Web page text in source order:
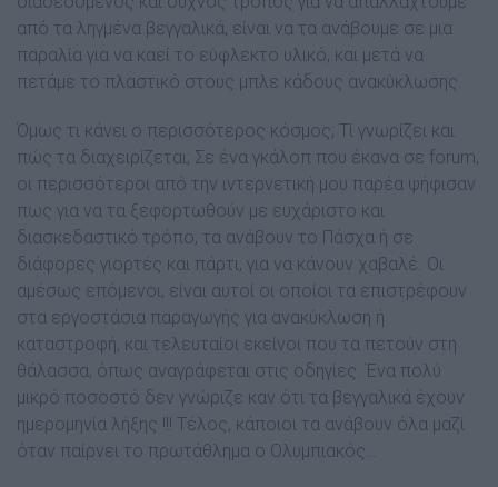
από τα ληγµένα βεγγαλικά, είναι να τα ανάβουµε σε µια
παραλία για να καεί το εύφλεκτο υλικό, και µετά να
πετάµε το πλαστικό στους µπλε κάδους ανακύκλωσης.
Όµως τι κάνει ο περισσότερος κόσµος; Τί γνωρίζει και
πώς τα διαχειρίζεται; Σε ένα γκάλοπ που έκανα σε forum,
οι περισσότεροι από την ιντερνετική µου παρέα ψήφισαν
πως για να τα ξεφορτωθούν µε ευχάριστο και
διασκεδαστικό τρόπο, τα ανάβουν το Πάσχα ή σε
διάφορες γιορτές και πάρτι, για να κάνουν χαβαλέ. Οι
αµέσως επόµενοι, είναι αυτοί οι οποίοι τα επιστρέφουν
στα εργοστάσια παραγωγής για ανακύκλωση ή
καταστροφή, και τελευταίοι εκείνοι που τα πετούν στη
θάλασσα, όπως αναγράφεται στις οδηγίες. Ένα πολύ
µικρό ποσοστό δεν γνώριζε καν ότι τα βεγγαλικά έχουν
ηµεροµηνία λήξης !!! Τέλος, κάποιοι τα ανάβουν όλα µαζί
όταν παίρνει το πρωτάθληµα ο Ολυµπιακός…